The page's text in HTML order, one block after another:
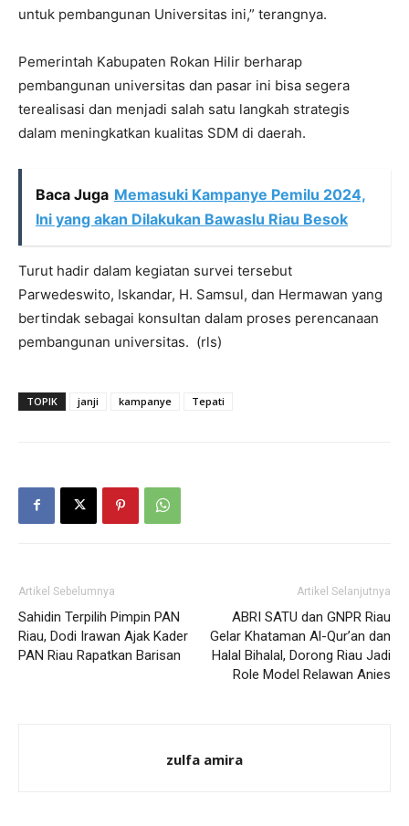
untuk pembangunan Universitas ini,” terangnya.
Pemerintah Kabupaten Rokan Hilir berharap
pembangunan universitas dan pasar ini bisa segera
terealisasi dan menjadi salah satu langkah strategis
dalam meningkatkan kualitas SDM di daerah.
Baca Juga Memasuki Kampanye Pemilu 2024,
Ini yang akan Dilakukan Bawaslu Riau Besok
Turut hadir dalam kegiatan survei tersebut
Parwedeswito, Iskandar, H. Samsul, dan Hermawan yang
bertindak sebagai konsultan dalam proses perencanaan
pembangunan universitas. (rls)
TOPIK janji kampanye Tepati
Artikel Sebelumnya
Sahidin Terpilih Pimpin PAN
Riau, Dodi Irawan Ajak Kader
PAN Riau Rapatkan Barisan
Artikel Selanjutnya
ABRI SATU dan GNPR Riau
Gelar Khataman Al-Qur’an dan
Halal Bihalal, Dorong Riau Jadi
Role Model Relawan Anies
zulfa amira